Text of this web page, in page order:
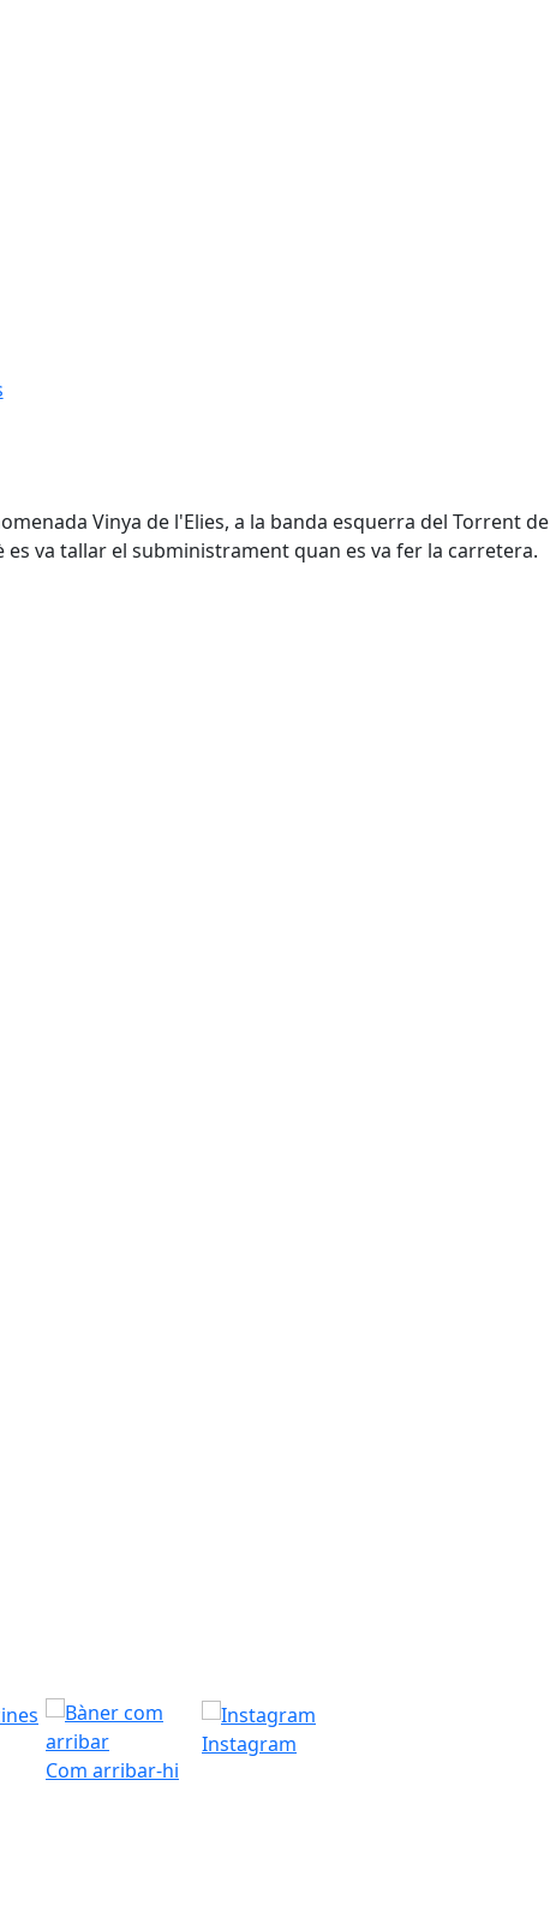
Vinya de l'Elies, a la banda esquerra del Torrent de
va tallar el subministrament quan es va fer la carretera.
Com arribar-hi
Instagram